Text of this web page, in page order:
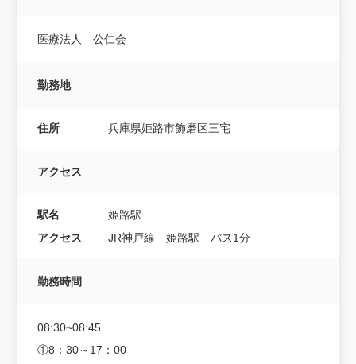
医療法人 公仁会
勤務地
住所 兵庫県姫路市飾磨区三宅
アクセス
駅名
姫路駅
アクセス
JR神戸線 姫路駅 バス1分
勤務時間
08:30~08:45
①8：30～17：00